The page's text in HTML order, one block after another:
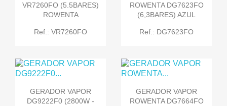
VR7260FO (5.5BARES)
ROWENTA
Ref.: VR7260FO
ROWENTA DG7623FO
(6,3BARES) AZUL
Ref.: DG7623FO
GERADOR VAPOR
DG9222F0 (2800W -
GERADOR VAPOR
ROWENTA DG7664FO